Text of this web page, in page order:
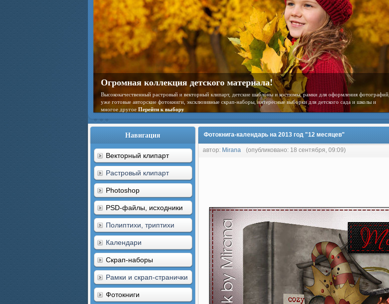
Огромная коллекция детского материала!
Высококачественный растровый и векторный клипарт, детские шаблоны и костюмы, рамки для оформления фотографий,
уже готовые авторские фотокниги, эксклюзивные скрап-наборы, интересные выборки для детского сада и школы и
многое другое Перейти к выбору
Навигация
Векторный клипарт
Растровый клипарт
Photoshop
PSD-файлы, исходники
Полиптихи, триптихи
Календари
Скрап-наборы
Рамки и скрап-странички
Фотокниги
Фотокнига-календарь на 2013 год "12 месяцев"
автор: Mirana (опубликовано: 18 сентября, 09:09)